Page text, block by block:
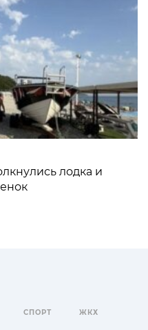
лодка и
СПОРТ ЖКХ